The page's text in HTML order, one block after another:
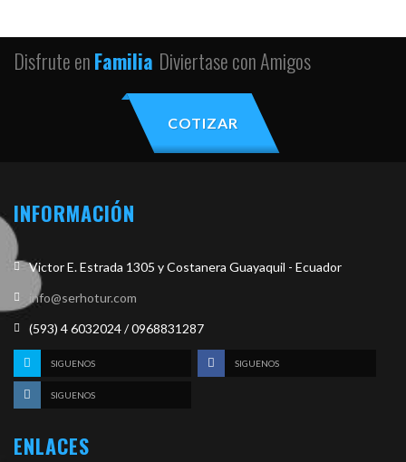
Disfrute enFamilia Diviertase con Amigos
COTIZAR
INFORMACIÓN
Victor E. Estrada 1305 y Costanera Guayaquil - Ecuador
info@serhotur.com
(593) 4 6032024 / 0968831287
SIGUENOS SIGUENOS
SIGUENOS
ENLACES